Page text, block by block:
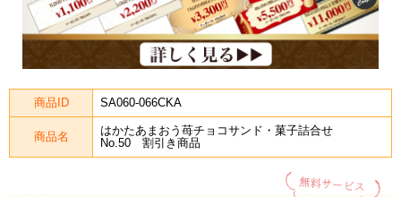
商品ID SA060-066CKA
商品名
はかたあまおう苺チョコサンド・菓子詰合せ
No.50 割引き商品